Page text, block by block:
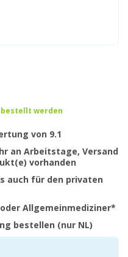
werden
von 9.1
an Arbeitstage, Versand
vorhanden
auch für den privaten
Allgemeinmediziner*
bestellen (nur NL)